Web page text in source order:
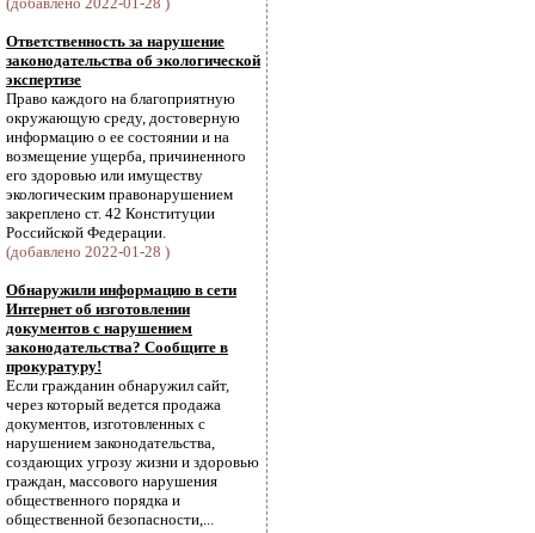
Ответственность за нарушение
законодательства об экологической
экспертизе
Право каждого на благоприятную
окружающую среду, достоверную
информацию о ее состоянии и на
возмещение ущерба, причиненного
его здоровью или имуществу
экологическим правонарушением
закреплено ст. 42 Конституции
Российской Федерации.
(добавлено 2022-01-28 )
Обнаружили информацию в сети
Интернет об изготовлении
документов с нарушением
законодательства? Сообщите в
прокуратуру!
Если гражданин обнаружил сайт,
через который ведется продажа
документов, изготовленных с
нарушением законодательства,
создающих угрозу жизни и здоровью
граждан, массового нарушения
общественного порядка и
общественной безопасности,...